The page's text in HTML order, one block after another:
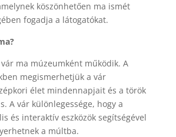
köszönhetően ma ismét
fogadja a látogatókat.
ma múzeumként működik. A
megismerhetjük a vár
élet mindennapjait és a török
A vár különlegessége, hogy a
és interaktív eszközök segítségével
a múltba.